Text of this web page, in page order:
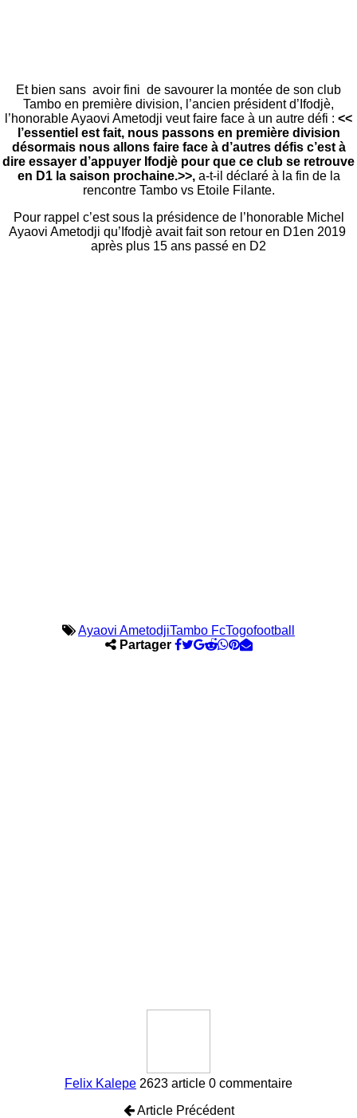
Et bien sans avoir fini de savourer la montée de son club
Tambo en première division, l’ancien président d’Ifodjè,
l’honorable Ayaovi Ametodji veut faire face à un autre défi : <<
l’essentiel est fait, nous passons en première division
désormais nous allons faire face à d’autres défis c’est à
dire essayer d’appuyer Ifodjè pour que ce club se retrouve
en D1 la saison prochaine.>>, a-t-il déclaré à la fin de la
rencontre Tambo vs Etoile Filante.
Pour rappel c’est sous la présidence de l’honorable Michel
Ayaovi Ametodji qu’Ifodjè avait fait son retour en D1en 2019
après plus 15 ans passé en D2
Ayaovi AmetodjiTambo FcTogofootball
Partager
Felix Kalepe 2623 article 0 commentaire
Article Précédent